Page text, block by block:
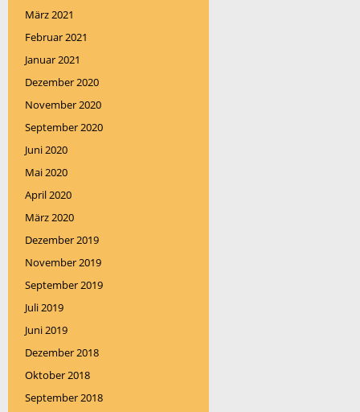
März 2021
Februar 2021
Januar 2021
Dezember 2020
November 2020
September 2020
Juni 2020
Mai 2020
April 2020
März 2020
Dezember 2019
November 2019
September 2019
Juli 2019
Juni 2019
Dezember 2018
Oktober 2018
September 2018